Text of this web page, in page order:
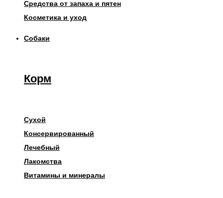
Средства от запаха и пятен
Косметика и уход
Собаки
Корм
Сухой
Консервированный
Лечебный
Лакомства
Витамины и минералы